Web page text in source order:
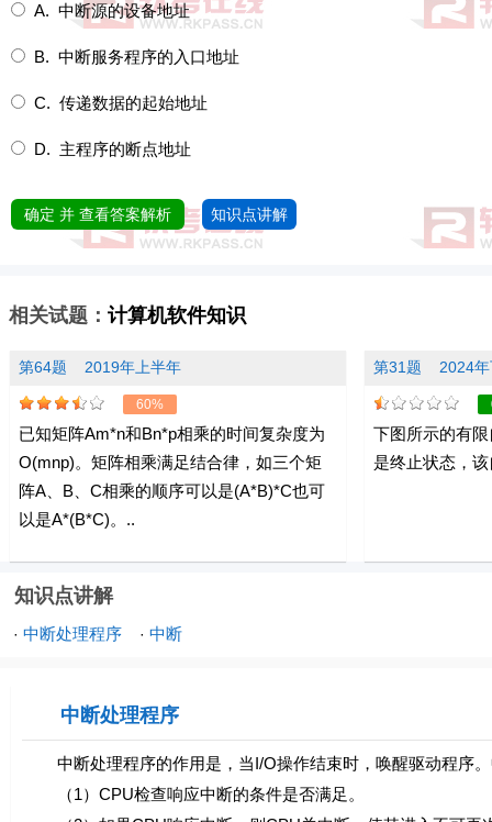
A. 中断源的设备地址
B. 中断服务程序的入口地址
C. 传递数据的起始地址
D. 主程序的断点地址
确定 并 查看答案解析 知识点讲解
相关试题： 计算机软件知识
第64题 2019年上半年
60%
已知矩阵Am*n和Bn*p相乘的时间复杂度为
O(mnp)。矩阵相乘满足结合律，如三个矩
阵A、B、C相乘的顺序可以是(A*B)*C也可
以是A*(B*C)。..
第31题 2024
下图所示的有
是终止状态，
知识点讲解
· 中断处理程序 · 中断
中断处理程序
中断处理程序的作用是，当I/O操作结束时，唤醒驱动程序。
（1）CPU检查响应中断的条件是否满足。